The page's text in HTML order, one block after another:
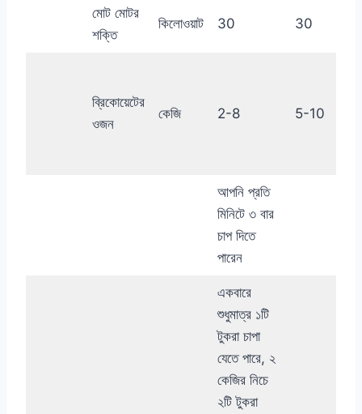
মোট মোটর
শক্তি
কিলোওয়াট 30 30
ব্রিকোয়েটের
ওজন
কেজি 2-8 5-10
আপনি প্রতি
মিনিটে ৩ বার
চাপ দিতে
পারেন
একবারে
শুধুমাত্র ১টি
টুকরা চাপা
যেতে পারে, ২
কেজির নিচে
২টি টুকরা